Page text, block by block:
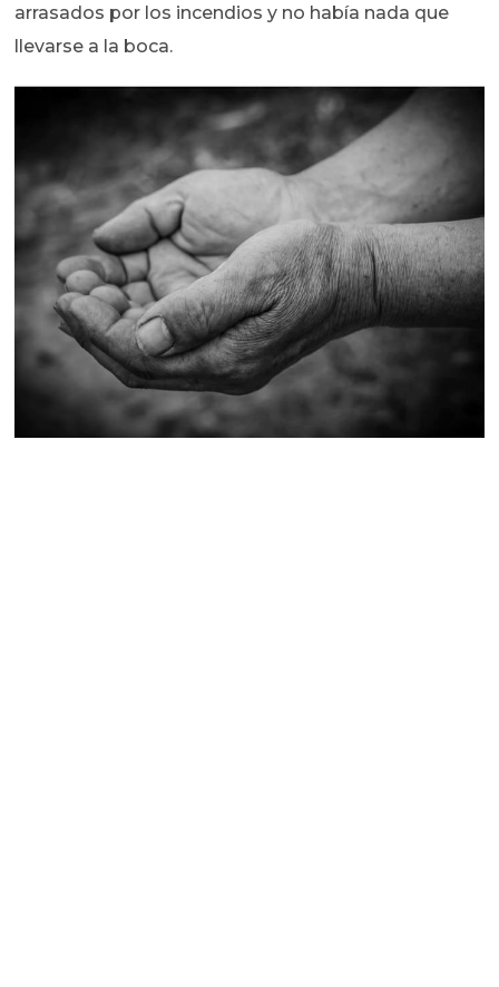
arrasados por los incendios y no había nada que
llevarse a la boca.